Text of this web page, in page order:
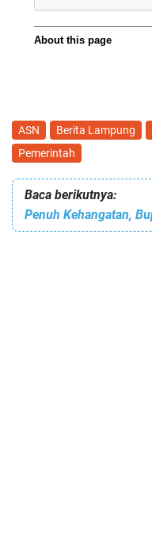
ASN Berita Lampung
Pemerintah
Baca berikutnya: